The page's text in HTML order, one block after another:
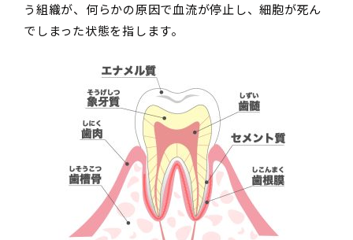
う組織が、何らかの原因で血流が停止し、細胞が死ん
でしまった状態を指します。